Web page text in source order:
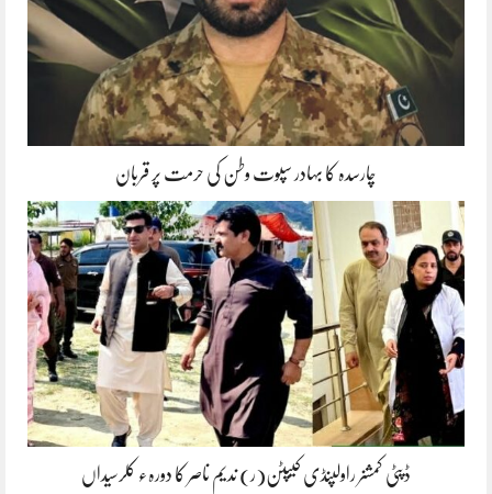
چارسدہ کا بہادر سپوت وطن کی حرمت پر قربان
ڈپٹی کمشنر راولپنڈی کیپٹن(ر) ندیم ناصر کا دورہء کلرسیداں